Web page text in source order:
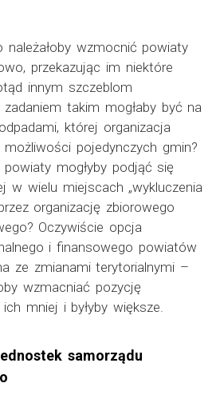
wzmocnić powiaty
przekazując im niektóre
innym szczeblom
takim mogłaby być na
której organizacja
pojedynczych gmin?
mogłyby podjąć się
w wielu miejscach „wykluczenia
organizację zbiorowego
Oczywiście opcja
i finansowego powiatów
ze zmianami terytorialnymi –
wzmacniać pozycję
mniej i byłyby większe.
samorządu